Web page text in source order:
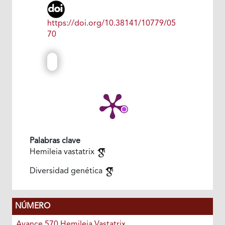
https://doi.org/10.38141/10779/05
70
Palabras clave
Hemileia vastatrix
Diversidad genética
NÚMERO